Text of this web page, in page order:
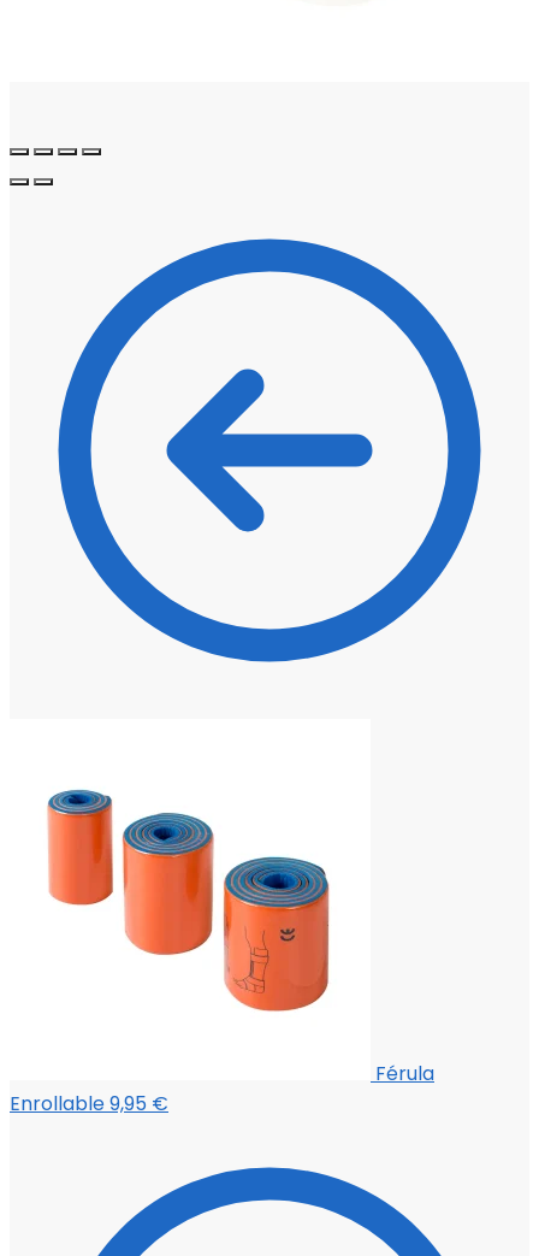
Férula
Enrollable9,95 €